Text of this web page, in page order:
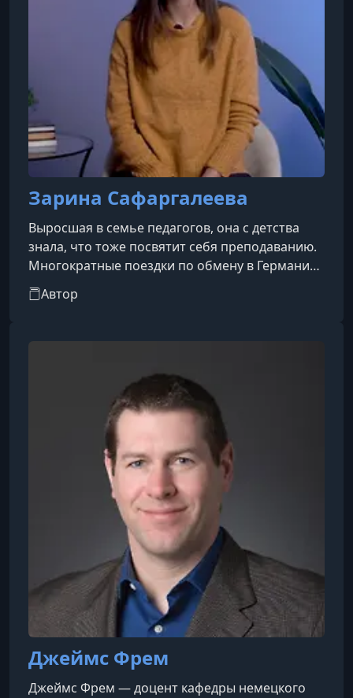
Зарина Сафаргалеева
Выросшая в семье педагогов, она с детства
знала, что тоже посвятит себя преподаванию.
Многократные поездки по обмену в Германию,
участие в летних школах и курсах, а также
успешная сдача экзамена на уровень C2 еще в
поддерживать высокий уровень языка на
давать студентам актуальные знания и делать
язык частью их жизни, а не просто
теоретической дисциплиной. В её курсах не
Автор
Джеймс Фрем
Джеймс Фрем — доцент кафедры немецкого